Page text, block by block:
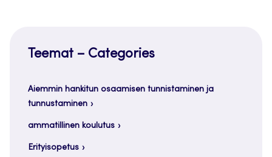
Teemat – Categories
Aiemmin hankitun osaamisen tunnistaminen ja
tunnustaminen
ammatillinen koulutus
Erityisopetus